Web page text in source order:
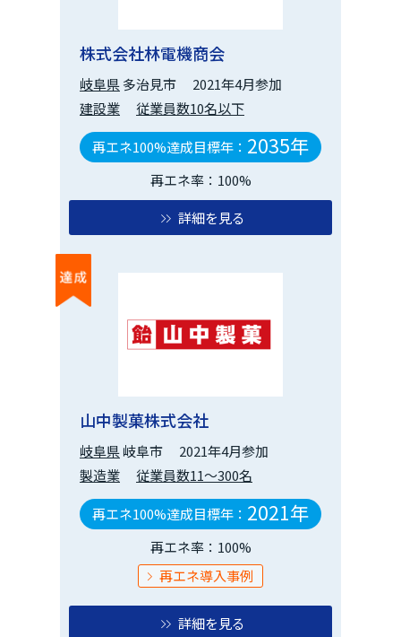
株式会社林電機商会
岐阜県多治見市
2021年4月参加
建設業
従業員数10名以下
再エネ100%達成目標年： 2035年
再エネ率：100%
詳細を見る
山中製菓株式会社
岐阜県岐阜市
2021年4月参加
製造業
従業員数11～300名
再エネ100%達成目標年： 2021年
再エネ率：100%
再エネ導入事例
詳細を見る